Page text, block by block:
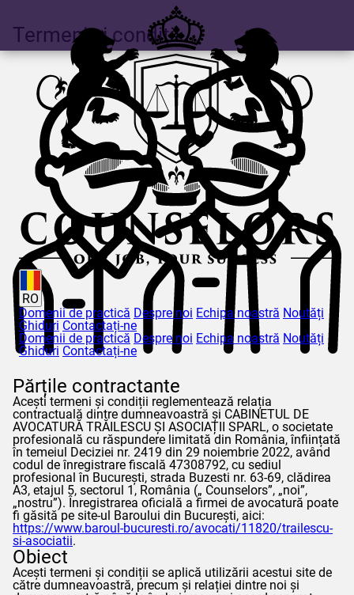
RO
Domenii de practică Despre noi Echipa noastră Noutăți
Ghiduri Contactați-ne
Domenii de practică Despre noi Echipa noastră Noutăți
Ghiduri Contactați-ne
Termeni și condiții
Părțile contractante
Acești termeni și condiții reglementează relația
contractuală dintre dumneavoastră și CABINETUL DE
AVOCATURĂ TRĂILESCU ȘI ASOCIAȚII SPARL, o societate
profesională cu răspundere limitată din România, înființată
în temeiul Deciziei nr. 2419 din 29 noiembrie 2022, având
codul de înregistrare fiscală 47308792, cu sediul
profesional în București, strada Buzesti nr. 63-69, clădirea
A3, etajul 5, sectorul 1, România („ Counselors”, „noi”,
„nostru”). Înregistrarea oficială a firmei de avocatură poate
fi găsită pe site-ul Baroului din București, aici:
https://www.baroul-bucuresti.ro/avocati/11820/trailescu-
si-asociatii.
Obiect
Acești termeni și condiții se aplică utilizării acestui site de
către dumneavoastră, precum și relației dintre noi și